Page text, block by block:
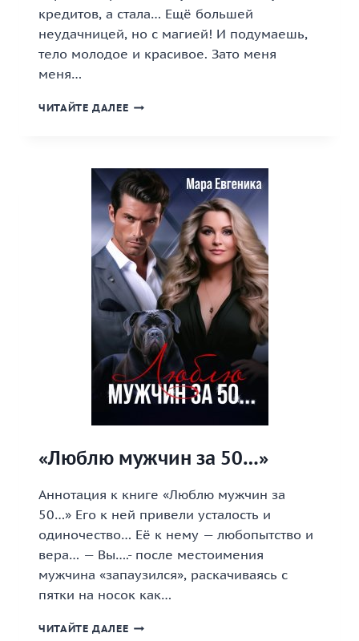
кредитов, а стала… Ещё большей
неудачницей, но с магией! И подумаешь,
тело молодое и красивое. Зато меня
меня…
ЧИТАЙТЕ ДАЛЕЕ «ПОПАДАНКА
ДРАКОНУ
(НЕ)
НУЖЕН
ПАРИКМАХЕР»
«Люблю мужчин за 50…»
Аннотация к книге «Люблю мужчин за
50…» Его к ней привели усталость и
одиночество… Её к нему — любопытство и
вера… — Вы….- после местоимения
мужчина «запаузился», раскачиваясь с
пятки на носок как…
ЧИТАЙТЕ ДАЛЕЕ «ЛЮБЛЮ